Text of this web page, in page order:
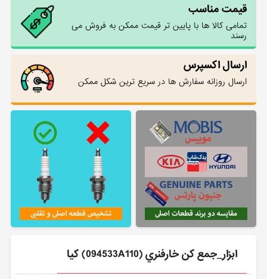
قیمت مناسب
تمامی کالا ها با پایین تر قیمت ممکن به فروش می
رسند
ارسال اکسپرس
ارسال روزانه سفارش ها در سریع ترین شکل ممکن
ابزار_جمع كن خارفنري (094533A110) کیا